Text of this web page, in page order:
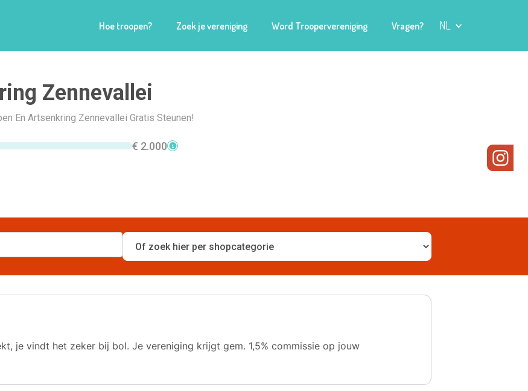
Hoe troopen? Zoek je vereniging Word Troopervereniging Vragen? NL
Zennevallei
En Artsenkring Zennevallei Gratis Steunen!
€ 2.000
je vindt het zeker bij bol. Je vereniging krijgt gem. 1,5% commissie op jouw